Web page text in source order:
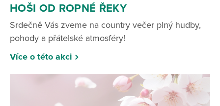
HOŠI OD ROPNÉ ŘEKY
Srdečně Vás zveme na country večer plný hudby,
pohody a přátelské atmosféry!
Více o této akci